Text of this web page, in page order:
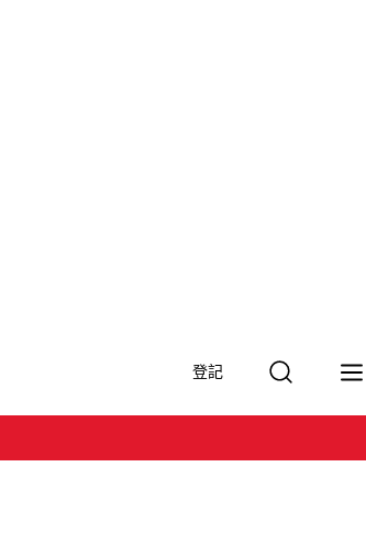
登記